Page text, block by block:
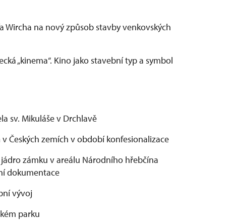
Wircha na nový způsob stavby venkovských
„kinema“. Kino jako stavební typ a symbol
sv. Mikuláše v Drchlavě
Českých zemích v období konfesionalizace
zámku v areálu Národního hřebčína
dokumentace
vývoj
parku